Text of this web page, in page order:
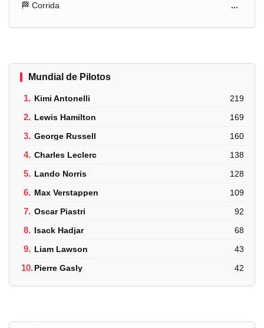
🏁 Corrida ...
Mundial de Pilotos
1. Kimi Antonelli 219
2. Lewis Hamilton 169
3. George Russell 160
4. Charles Leclerc 138
5. Lando Norris 128
6. Max Verstappen 109
7. Oscar Piastri 92
8. Isack Hadjar 68
9. Liam Lawson 43
10.Pierre Gasly 42